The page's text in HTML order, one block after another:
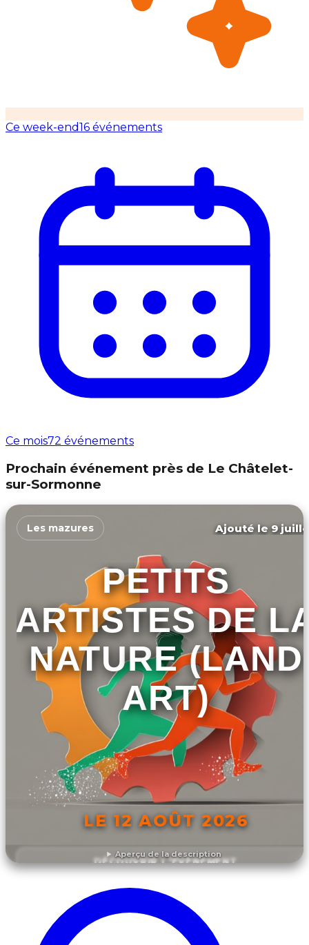
Ce week-end16 événements
Ce mois72 événements
Prochain événement près de Le Châtelet-
sur-Sormonne
Aperçu de la description
Les mazures Ajouté le 9
PETITS
ARTISTES DE
NATURE (LAND
ART)
LE 12 AOÛT 2026
DÉCOUVRIR L'ÉVÉNEMENT